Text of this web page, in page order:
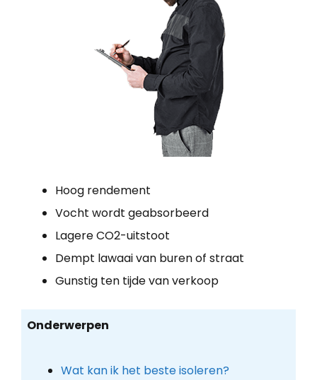
Hoog rendement
Vocht wordt geabsorbeerd
Lagere CO2-uitstoot
Dempt lawaai van buren of straat
Gunstig ten tijde van verkoop
Onderwerpen
Wat kan ik het beste isoleren?